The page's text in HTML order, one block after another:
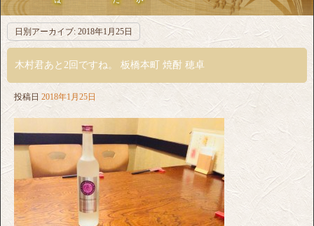
日別アーカイブ: 2018年1月25日
木村君あと2回ですね。 板橋本町 焼酎 穂卓
投稿日 2018年1月25日